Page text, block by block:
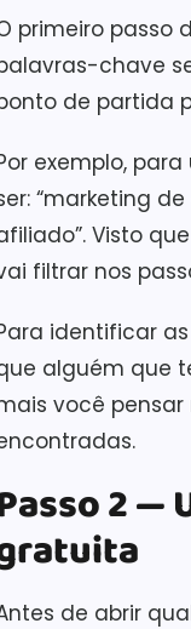
primeiro passo
chave
de partida
exemplo,
“marketing
Visto
filtrar nos
identificar
alguém que
você
2 —
de abrir